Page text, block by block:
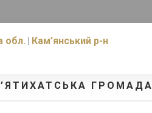
обл.
Кам’янський р-н
ГРОМАДА